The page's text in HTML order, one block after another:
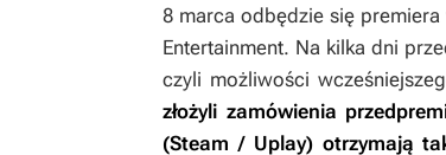
8 marca odbędzie się
Entertainment. Na kilka dni
czyli możliwości
złożyli zamówienia
(Steam / Uplay) otrzymają